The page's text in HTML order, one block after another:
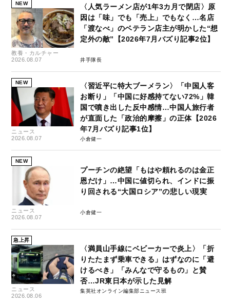
NEW
教養・カルチャー
2026.08.07
〈人気ラーメン店が1年3カ月で閉店〉原
因は「味」でも「売上」でもなく…名店
「渡なべ」のベテラン店主が明かした“想
定外の敵”【2026年7月バズり記事2位】
井手隊長
NEW
ニュース
2026.08.07
〈習近平に特大ブーメラン〉「中国人客
お断り」「中国に好感持てない72%」韓
国で噴き出した反中感情…中国人旅行者
が直面した「政治的摩擦」の正体【2026
年7月バズり記事1位】
小倉健一
NEW
ニュース
2026.08.07
プーチンの絶望「もはや頼れるのは金正
恩だけ」…中国に値切られ、インドに振
り回される“大国ロシア”の悲しい現実
小倉健一
急上昇
ニュース
2026.08.06
〈満員山手線にベビーカーで炎上〉「折
りたたまず乗車できる」はずなのに「避
けるべき」「みんなで守るもの」と賛
否…JR東日本が示した見解
集英社オンライン編集部ニュース班